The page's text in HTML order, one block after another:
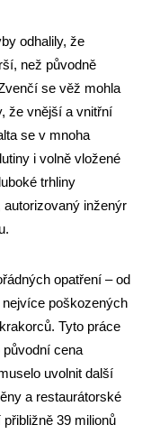
odhalily, že
než původně
se věž mohla
že vnější a vnitřní
se v mnoha
i volně vložené
trhliny
autorizovaný inženýr
opatření – od
poškozených
Tyto práce
cena
uvolnit další
a restaurátorské
39 milionů